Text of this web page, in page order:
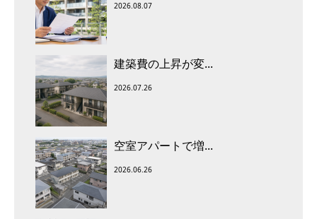
2026.08.07
建築費の上昇が変...
2026.07.26
空室アパートで増...
2026.06.26